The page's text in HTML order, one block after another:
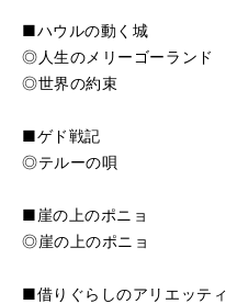
■ハウルの動く城
◎人生のメリーゴーランド
◎世界の約束
■ゲド戦記
◎テルーの唄
■崖の上のポニョ
◎崖の上のポニョ
■借りぐらしのアリエッティ